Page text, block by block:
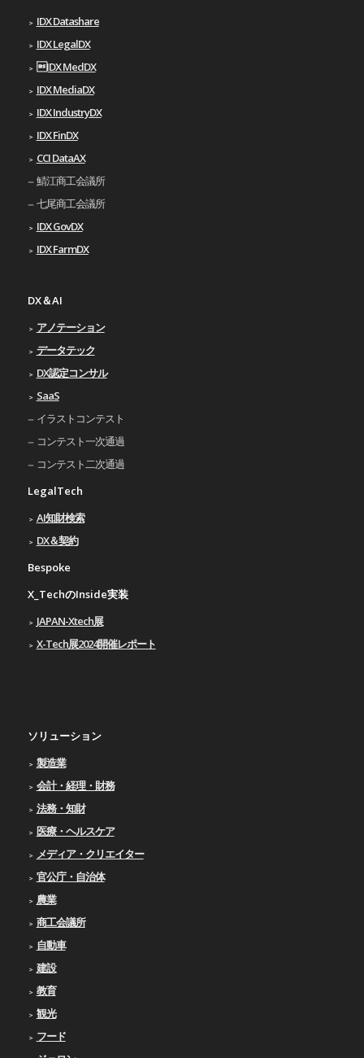
IDX Datashare
IDX LegalDX
IDX MedDX
IDX MediaDX
IDX IndustryDX
IDX FinDX
CCI DataAX
鯖江商工会議所
七尾商工会議所
IDX GovDX
IDX FarmDX
DX＆AI
アノテーション
データテック
DX認定コンサル
SaaS
イラストコンテスト
コンテスト一次通過
コンテスト二次通過
LegalTech
AI知財検索
DX＆契約
Bespoke
X_TechのInside実装
JAPAN-Xtech展
X-Tech展2024開催レポート
ソリューション
製造業
会計・経理・財務
法務・知財
医療・ヘルスケア
メディア・クリエイター
官公庁・自治体
農業
商工会議所
自動車
建設
教育
観光
フード